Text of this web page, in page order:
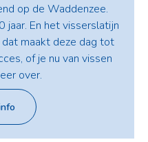
op de Waddenzee.
jaar. En het visserslatijn
maakt deze dag tot
of je nu van vissen
over.